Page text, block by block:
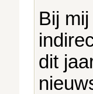
Bij
dit